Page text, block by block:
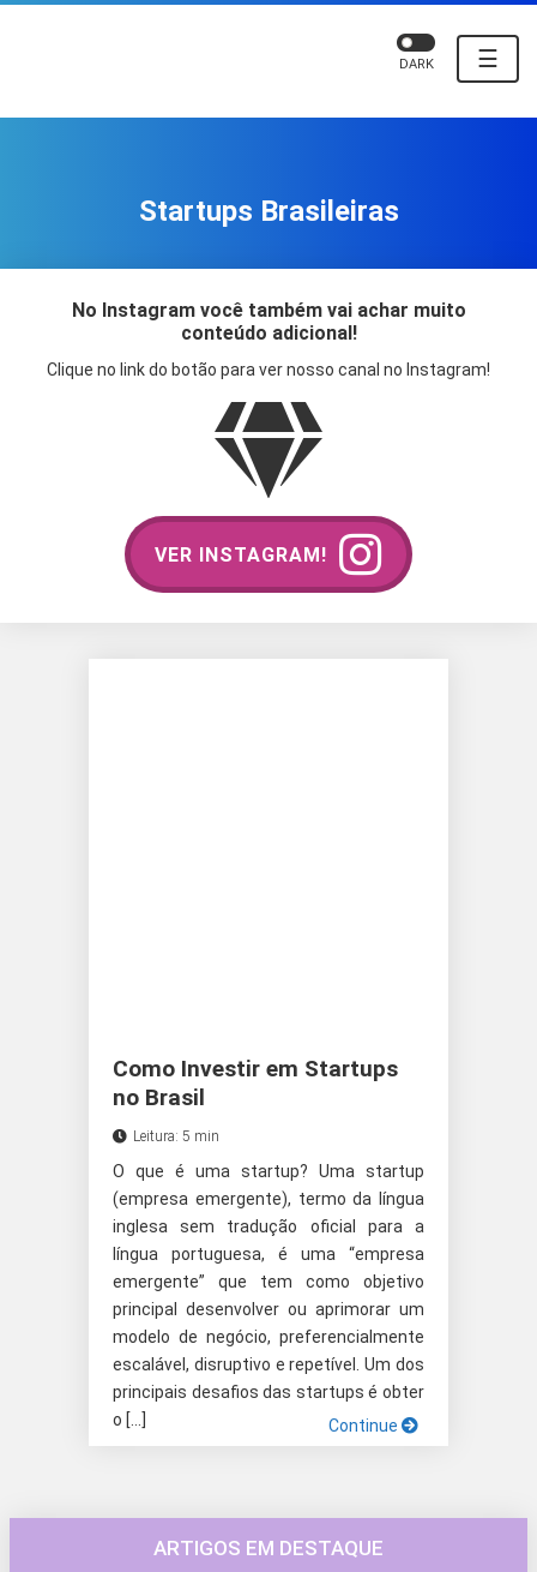
☰
DARK
Startups Brasileiras
No Instagram você também vai achar muito
conteúdo adicional!
Clique no link do botão para ver nosso canal no Instagram!
VER INSTAGRAM!
Como Investir em Startups
no Brasil
Leitura: 5 min
O que é uma startup? Uma startup
(empresa emergente), termo da língua
inglesa sem tradução oficial para a
língua portuguesa, é uma “empresa
emergente” que tem como objetivo
principal desenvolver ou aprimorar um
modelo de negócio, preferencialmente
escalável, disruptivo e repetível. Um dos
principais desafios das startups é obter
o […]
Continue
ARTIGOS EM DESTAQUE